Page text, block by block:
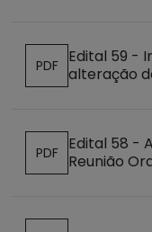
Abre num novo
PDF
Edital 59 -
alteração
Abre num novo
PDF
Edital 58 -
Reunião